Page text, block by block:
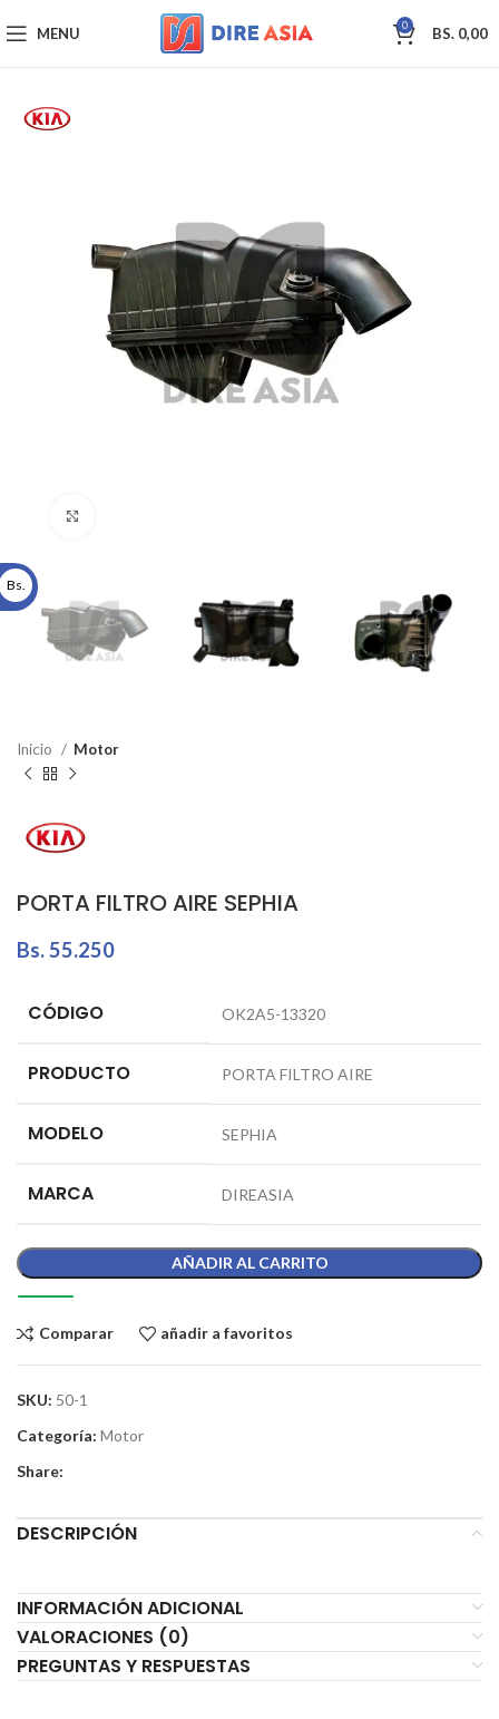
MENU 0 BS. 0,00
Inicio Motor
PORTA FILTRO AIRE SEPHIA
Bs.55.250
CÓDIGO OK2A5-13320
PRODUCTO PORTA FILTRO AIRE
MODELO SEPHIA
MARCA DIREASIA
AÑADIR AL CARRITO
Comparar añadir a favoritos
SKU: 50-1
Categoría: Motor
Share:
DESCRIPCIÓN
INFORMACIÓN ADICIONAL
VALORACIONES (0)
PREGUNTAS Y RESPUESTAS
Bs.